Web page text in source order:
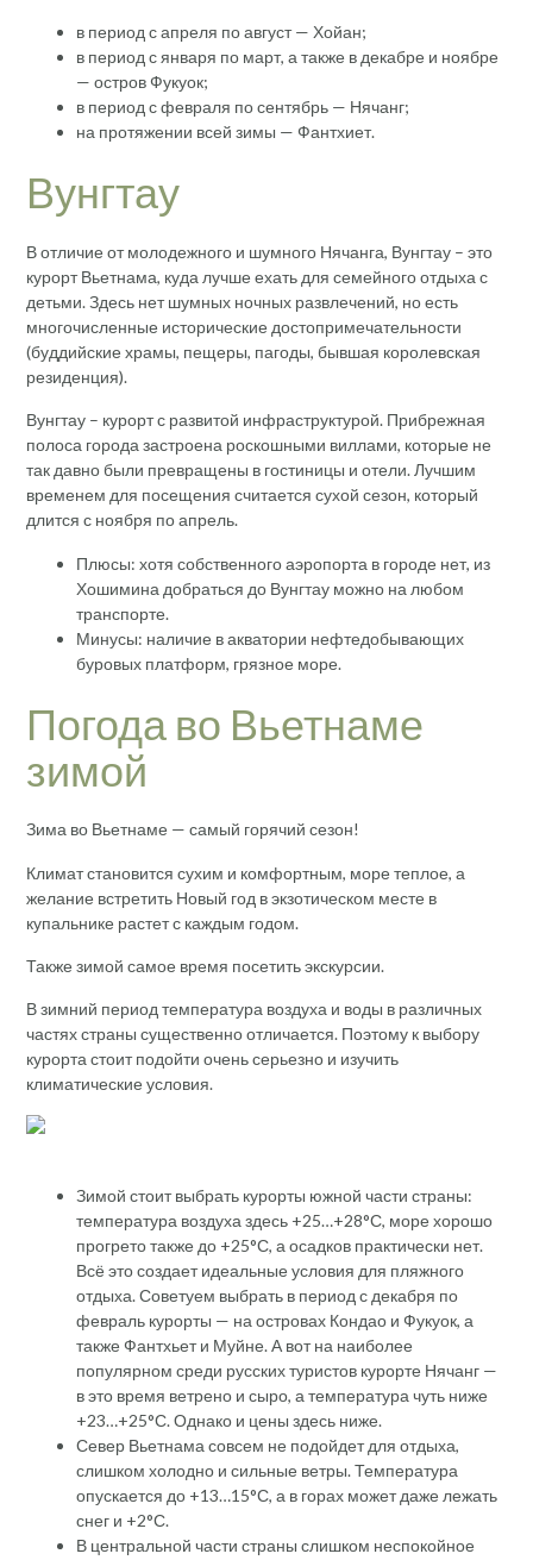
в период с апреля по август — Хойан;
в период с января по март, а также в декабре и ноябре
— остров Фукуок;
в период с февраля по сентябрь — Нячанг;
на протяжении всей зимы — Фантхиет.
Вунгтау
В отличие от молодежного и шумного Нячанга, Вунгтау – это
курорт Вьетнама, куда лучше ехать для семейного отдыха с
детьми. Здесь нет шумных ночных развлечений, но есть
многочисленные исторические достопримечательности
(буддийские храмы, пещеры, пагоды, бывшая королевская
резиденция).
Вунгтау – курорт с развитой инфраструктурой. Прибрежная
полоса города застроена роскошными виллами, которые не
так давно были превращены в гостиницы и отели. Лучшим
временем для посещения считается сухой сезон, который
длится с ноября по апрель.
Плюсы: хотя собственного аэропорта в городе нет, из
Хошимина добраться до Вунгтау можно на любом
транспорте.
Минусы: наличие в акватории нефтедобывающих
буровых платформ, грязное море.
Погода во Вьетнаме
зимой
Зима во Вьетнаме — самый горячий сезон!
Климат становится сухим и комфортным, море теплое, а
желание встретить Новый год в экзотическом месте в
купальнике растет с каждым годом.
Также зимой самое время посетить экскурсии.
В зимний период температура воздуха и воды в различных
частях страны существенно отличается. Поэтому к выбору
курорта стоит подойти очень серьезно и изучить
климатические условия.
Зимой стоит выбрать курорты южной части страны:
температура воздуха здесь +25…+28°С, море хорошо
прогрето также до +25°С, а осадков практически нет.
Всё это создает идеальные условия для пляжного
отдыха. Советуем выбрать в период с декабря по
февраль курорты — на островах Кондао и Фукуок, а
также Фантхьет и Муйне. А вот на наиболее
популярном среди русских туристов курорте Нячанг —
в это время ветрено и сыро, а температура чуть ниже
+23…+25°С. Однако и цены здесь ниже.
Север Вьетнама совсем не подойдет для отдыха,
слишком холодно и сильные ветры. Температура
опускается до +13…15°С, а в горах может даже лежать
снег и +2°С.
В центральной части страны слишком неспокойное